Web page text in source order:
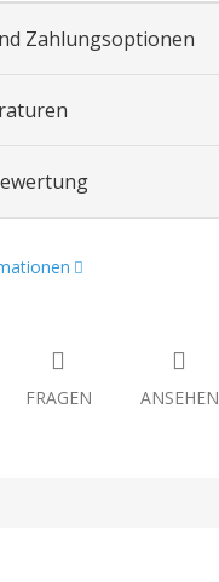
Zahlungsoptionen
FRAGEN ANSEHEN